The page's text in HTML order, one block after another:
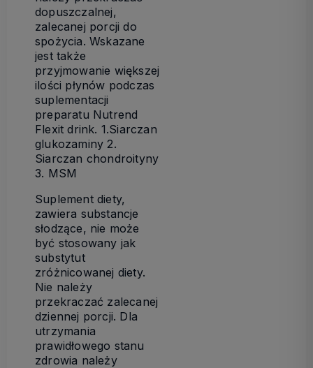
dopuszczalnej,
zalecanej porcji do
spożycia. Wskazane
jest także
przyjmowanie większej
ilości płynów podczas
suplementacji
preparatu Nutrend
Flexit drink. 1.Siarczan
glukozaminy 2.
Siarczan chondroityny
3. MSM
Suplement diety,
zawiera substancje
słodzące, nie może
być stosowany jak
substytut
zróżnicowanej diety.
Nie należy
przekraczać zalecanej
dziennej porcji. Dla
utrzymania
prawidłowego stanu
zdrowia należy